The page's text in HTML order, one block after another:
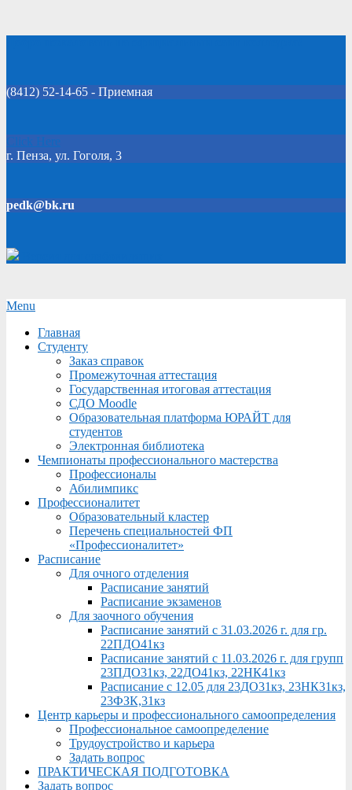
(8412) 52-14-65 - Приемная
Click Here
г. Пенза, ул. Гоголя, 3
pedk@bk.ru
Secondary
Menu
Menu
Главная
Студенту
Заказ справок
Промежуточная аттестация
Государственная итоговая аттестация
СДО Moodle
Образовательная платформа ЮРАЙТ для
студентов
Электронная библиотека
Чемпионаты профессионального мастерства
Профессионалы
Абилимпикс
Профессионалитет
Образовательный кластер
Перечень специальностей ФП
«Профессионалитет»
Расписание
Для очного отделения
Расписание занятий
Расписание экзаменов
Для заочного обучения
Расписание занятий с 31.03.2026 г. для гр.
22ПДО41кз
Расписание занятий с 11.03.2026 г. для групп
23ПДО31кз, 22ДО41кз, 22НК41кз
Расписание с 12.05 для 23ДО31кз, 23НК31кз,
23ФЗК,31кз
Центр карьеры и профессионального самоопределения
Профессиональное самоопределение
Трудоустройство и карьера
Задать вопрос
ПРАКТИЧЕСКАЯ ПОДГОТОВКА
Задать вопрос